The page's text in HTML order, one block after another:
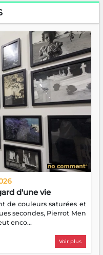
d'une vie
de couleurs saturées et
secondes, Pierrot Men
enco...
Voir plus